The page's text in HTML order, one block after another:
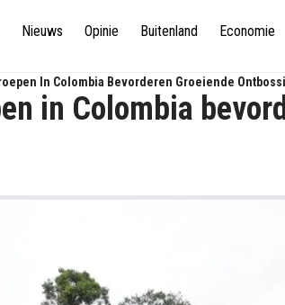
Nieuws Opinie Buitenland Economie
In Colombia Bevorderen Groeiende
in Colombia